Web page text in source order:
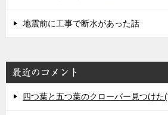
地震前に工事で断水があった話
最近のコメント
四つ葉と五つ葉のクローバー見つけた